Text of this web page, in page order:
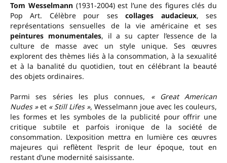
Tom Wesselmann(1931-2004) est l’une des figures clés du
Pop Art. Célèbre pour sescollages audacieux, ses
représentations sensuelles de la vie américaine et ses
peintures monumentales, il a su capter l’essence de la
culture de masse avec un style unique. Ses œuvres
explorent des thèmes liés à la consommation, à la sexualité
et à la banalité du quotidien, tout en célébrant la beauté
des objets ordinaires.
Parmi ses séries les plus connues, « Great American
Nudes »et « Still Lifes », Wesselmann joue avec les couleurs,
les formes et les symboles de la publicité pour offrir une
critique subtile et parfois ironique de la société de
consommation. L’exposition mettra en lumière ces œuvres
majeures qui reflètent l’esprit de leur époque, tout en
restant d’une modernité saisissante.